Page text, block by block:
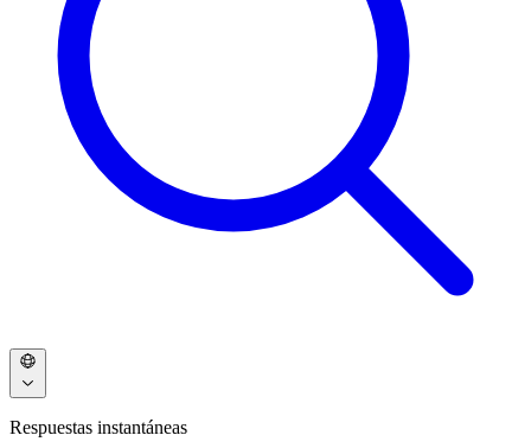
Respuestas instantáneas